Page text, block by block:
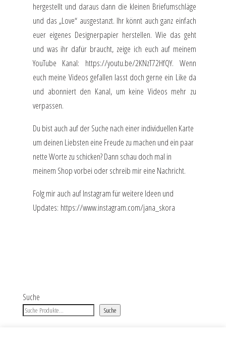
hergestellt und daraus dann die kleinen Briefumschläge
und das „Love“ ausgestanzt. Ihr könnt auch ganz einfach
euer eigenes Designerpapier herstellen. Wie das geht
und was ihr dafür braucht, zeige ich euch auf meinem
YouTube Kanal: https://youtu.be/2KNzT72HfQY. Wenn
euch meine Videos gefallen lasst doch gerne ein Like da
und abonniert den Kanal, um keine Videos mehr zu
verpassen.
Du bist auch auf der Suche nach einer individuellen Karte
um deinen Liebsten eine Freude zu machen und ein paar
nette Worte zu schicken? Dann schau doch mal in
meinem Shop vorbei oder schreib mir eine Nachricht.
Folg mir auch auf Instagram für weitere Ideen und
Updates: https://www.instagram.com/jana_skora
Suche
Suche